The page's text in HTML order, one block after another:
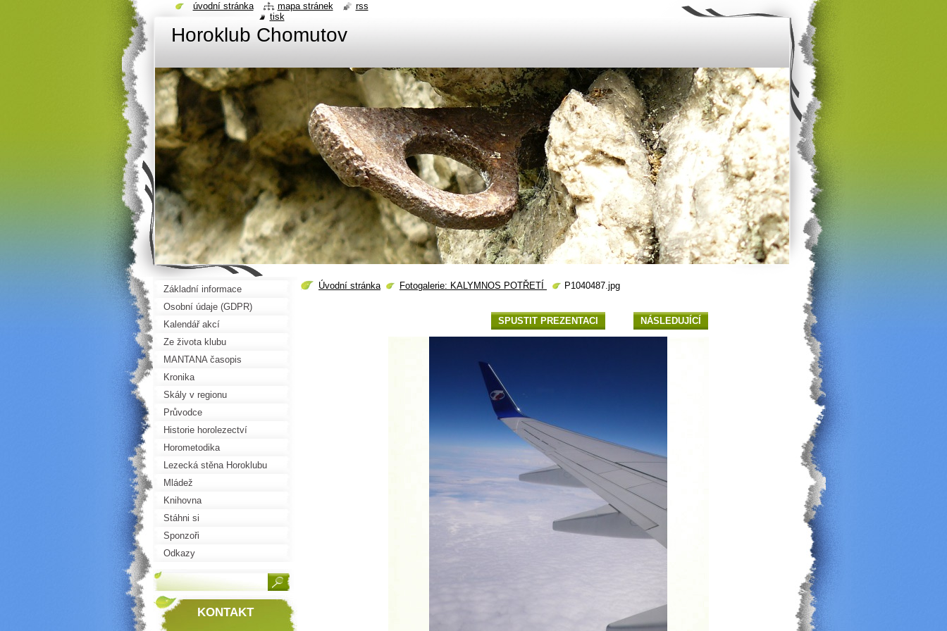
Horoklub Chomutov
Úvodní stránka Fotogalerie: KALYMNOS POTŘETÍ P1040487.jpg
SPUSTIT PREZENTACI NÁSLEDUJÍCÍ
Základní informace
Osobní údaje (GDPR)
Kalendář akcí
Ze života klubu
MANTANA časopis
Kronika
Skály v regionu
Průvodce
Historie horolezectví
Horometodika
Lezecká stěna Horoklubu
Mládež
Knihovna
Stáhni si
Sponzoři
Odkazy
KONTAKT
úvodní stránka mapa stránek
rss
tisk